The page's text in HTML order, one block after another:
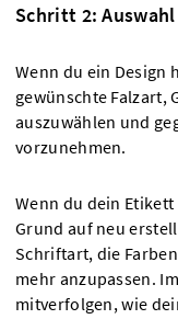
Schritt 2:
Wenn du ein
gewünschte Falzart,
auszuwählen und
vorzunehmen.
Wenn du dein
Grund auf neu
Schriftart, die
mehr anzupassen.
mitverfolgen, wie